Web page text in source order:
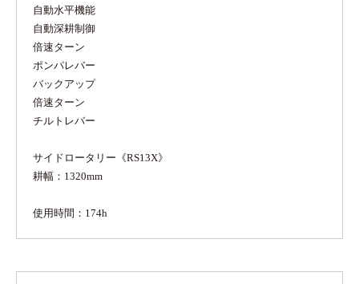
自動水平機能
自動深耕制御
倍速ターン
ポンパレバー
バックアップ
倍速ターン
チルトレバー
サイドロータリー《RS13X》
耕幅：1320mm
使用時間：174h